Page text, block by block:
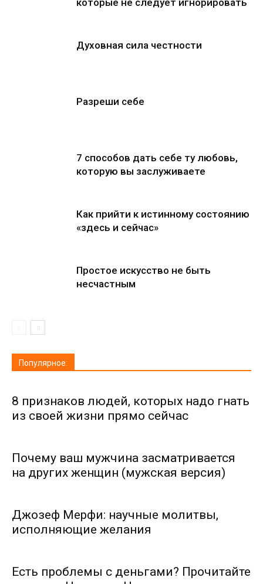
которые не следует игнорировать
Духовная сила честности
Разреши себе
7 способов дать себе ту любовь,
которую вы заслуживаете
Как прийти к истинному состоянию
«здесь и сейчас»
Простое искусство не быть
несчастным
Популярное:
8 признаков людей, которых надо гнать
из своей жизни прямо сейчас
Почему ваш мужчина засматривается
на других женщин (мужская версия)
Джозеф Мерфи: научные молитвы,
исполняющие желания
Есть проблемы с деньгами? Прочитайте